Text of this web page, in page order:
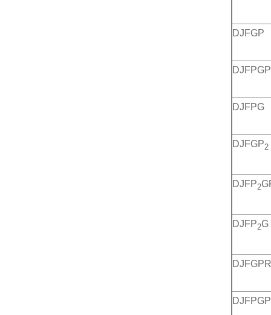
DJFGP
DJFPGP
DJFPG
DJFGP2
DJFP2
DJFP2G
DJFGPR